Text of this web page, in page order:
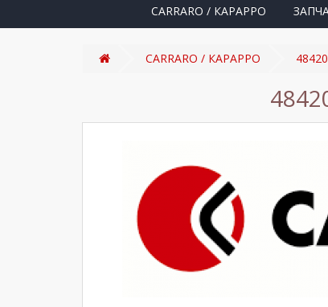
CARRARO / КАРАРРО
CARRARO / КАРАРРО